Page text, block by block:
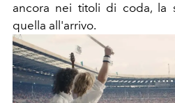
ancora nei titoli di coda, la
quella all'arrivo.